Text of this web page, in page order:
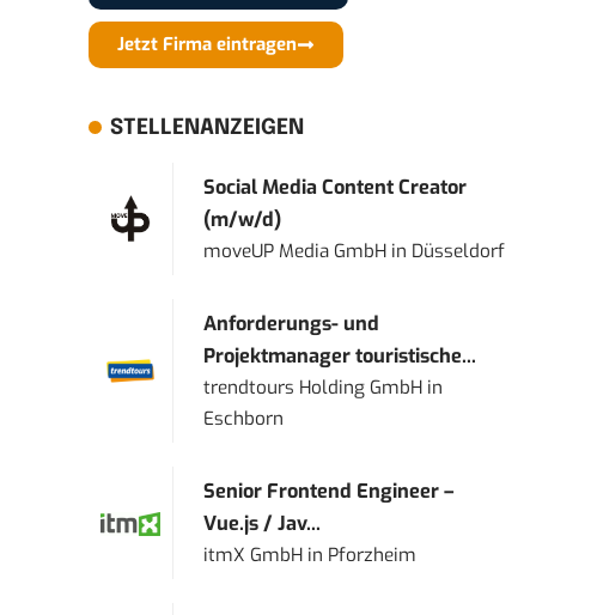
Jetzt Firma eintragen
STELLENANZEIGEN
Social Media Content Creator
(m/w/d)
moveUP Media GmbH in Düsseldorf
Anforderungs- und
Projektmanager touristische...
trendtours Holding GmbH in
Eschborn
Senior Frontend Engineer –
Vue.js / Jav...
itmX GmbH in Pforzheim